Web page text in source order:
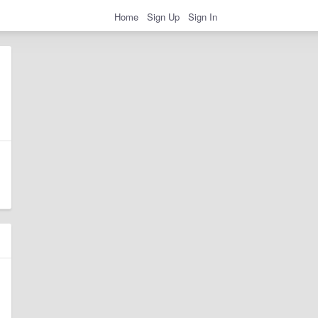
Home Sign Up Sign In